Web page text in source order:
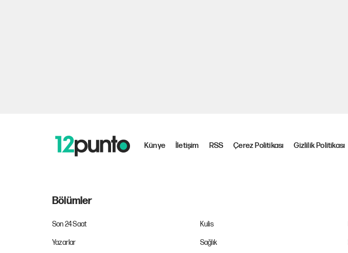
Künye İletişim RSS Çerez Politikası Gizlilik Politikası
Bölümler
Son 24 Saat Kulis
Yazarlar Sağlık